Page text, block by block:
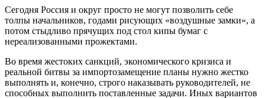
Сегодня Россия и округ просто не могут позволить себе
толпы начальников, годами рисующих «воздушные замки», а
потом стыдливо прячущих под стол кипы бумаг с
нереализованными прожектами.
Во время жестоких санкций, экономического кризиса и
реальной битвы за импортозамещение планы нужно жестко
выполнять и, конечно, строго наказывать руководителей, не
способных выполнить поставленные задачи. Иных вариантов